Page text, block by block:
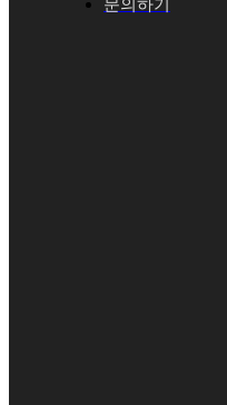
문의하기